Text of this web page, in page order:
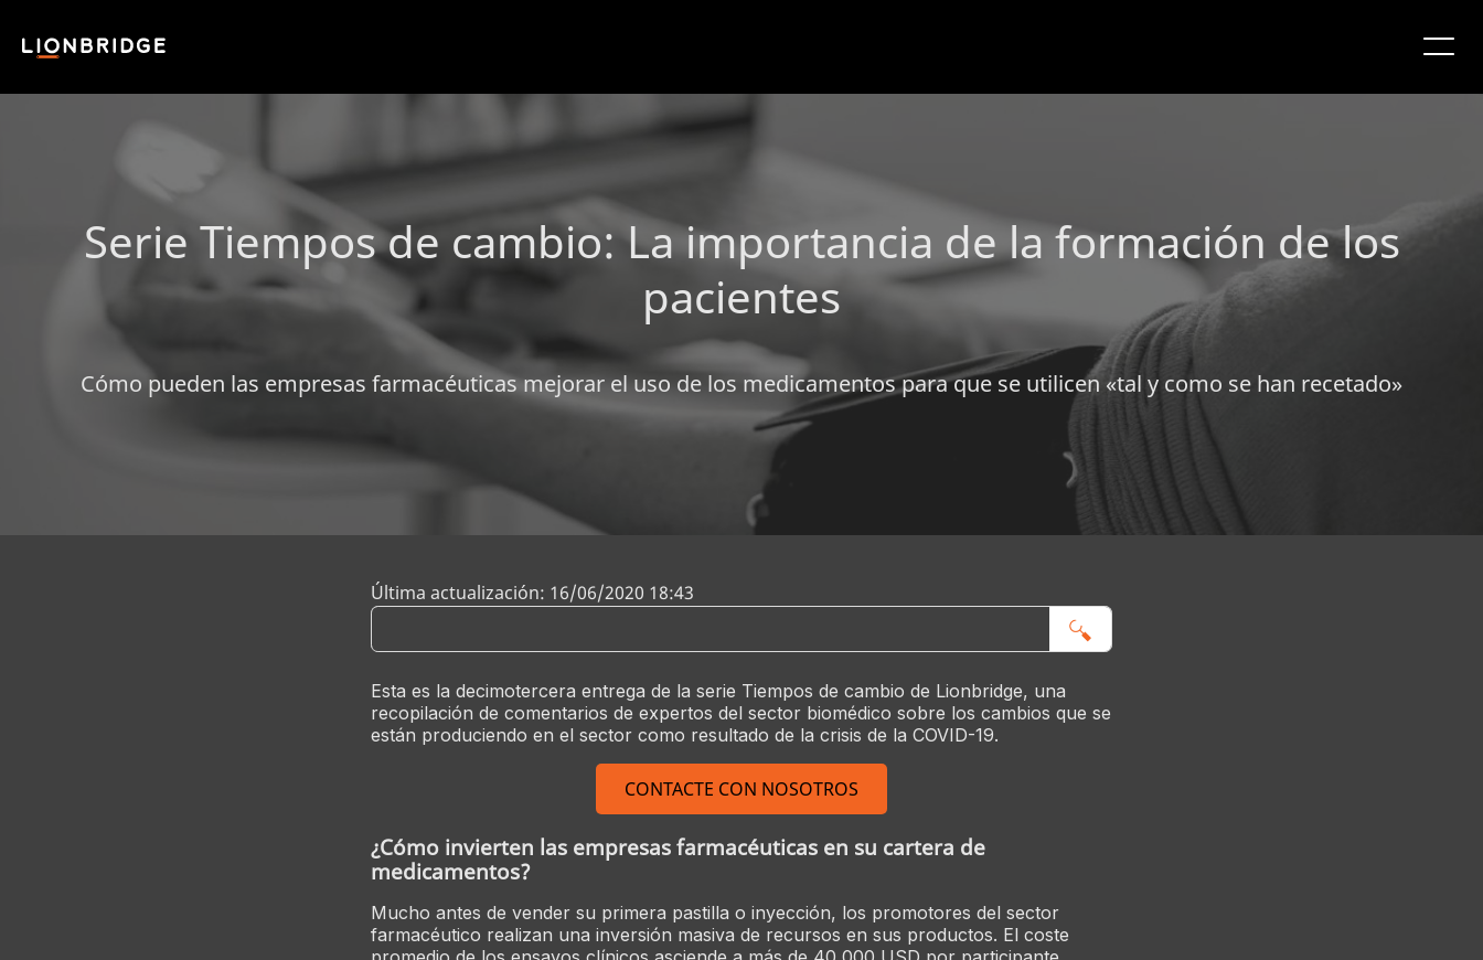
Serie Tiempos de cambio: La importancia de la formación de los
pacientes
Cómo pueden las empresas farmacéuticas mejorar el uso de los medicamentos para que se utilicen «tal y como se han recetado»
Última actualización: 16/06/2020 18:43
Conduct a search
Submit
Esta es la decimotercera entrega de la serie Tiempos de cambio de Lionbridge, una
recopilación de comentarios de expertos del sector biomédico sobre los cambios que se
están produciendo en el sector como resultado de la crisis de la COVID-19.
CONTACTE CON NOSOTROS
¿Cómo invierten las empresas farmacéuticas en su cartera de
medicamentos?
Mucho antes de vender su primera pastilla o inyección, los promotores del sector
farmacéutico realizan una inversión masiva de recursos en sus productos. El coste